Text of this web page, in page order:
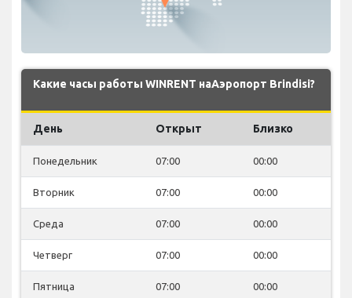
Какие часы работы WINRENT наАэропорт Brindisi?
День Открыт Близко
Понедельник 07:00 00:00
Вторник 07:00 00:00
Среда 07:00 00:00
Четверг 07:00 00:00
Пятница 07:00 00:00